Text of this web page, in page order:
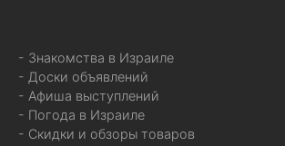
- Знакомства в Израиле
- Доски объявлений
- Афиша выступлений
- Погода в Израиле
- Скидки и обзоры товаров